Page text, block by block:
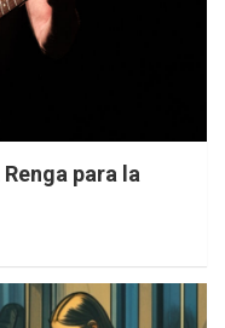
para la